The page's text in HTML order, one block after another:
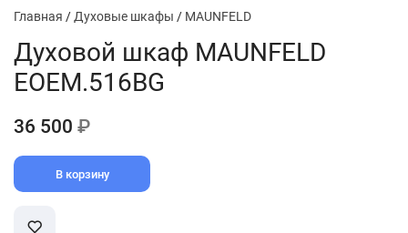
Главная / Духовые шкафы / MAUNFELD
Духовой шкаф MAUNFELD
EOEM.516BG
36 500 ₽
В корзину